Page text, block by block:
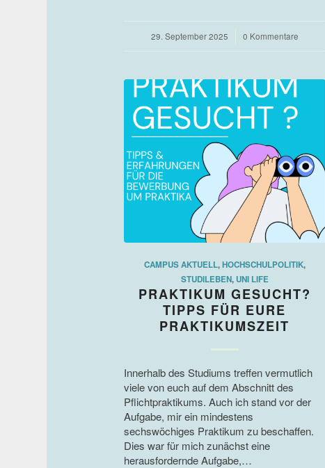
29. September 2025
/ 0 Kommentare
CAMPUS AKTUELL,HOCHSCHULPOLITIK,
STUDILEBEN, UNI LIFE
PRAKTIKUM GESUCHT?
TIPPS FÜR EURE
PRAKTIKUMSZEIT
Innerhalb des Studiums treffen vermutlich
viele von euch auf dem Abschnitt des
Pflichtpraktikums. Auch ich stand vor der
Aufgabe, mir ein mindestens
sechswöchiges Praktikum zu beschaffen.
Dies war für mich zunächst eine
herausfordernde Aufgabe,…